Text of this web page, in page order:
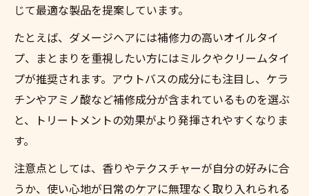
じて最適な製品を提案しています。
たとえば、ダメージヘアには補修力の高いオイルタイ
プ、まとまりを重視したい方にはミルクやクリームタイ
プが推奨されます。アウトバスの成分にも注目し、ケラ
チンやアミノ酸など補修成分が含まれているものを選ぶ
と、トリートメントの効果がより発揮されやすくなりま
す。
注意点としては、香りやテクスチャーが自分の好みに合
うか、使い心地が日常のケアに無理なく取り入れられる